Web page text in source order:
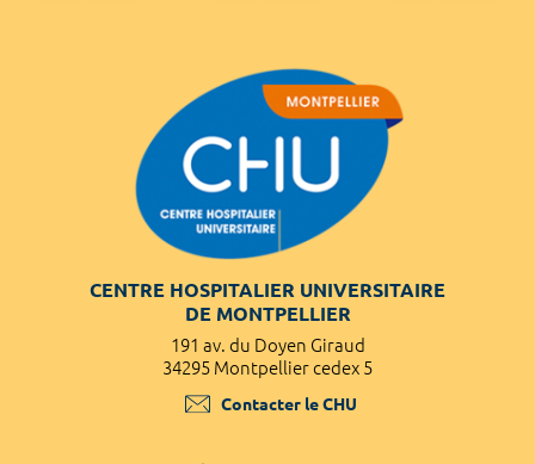
CENTRE HOSPITALIER UNIVERSITAIRE
DE MONTPELLIER
191 av. du Doyen Giraud
34295 Montpellier cedex 5
Contacter le CHU